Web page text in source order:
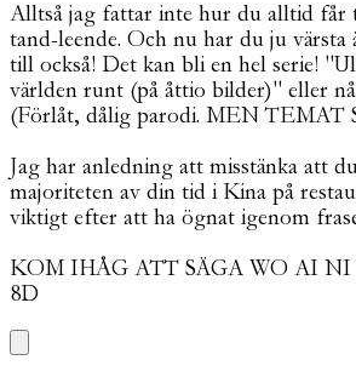
Alltså jag fattar inte hur du alltid får
tand-leende. Och nu har du ju värsta
till också! Det kan bli en hel serie!
världen runt (på åttio bilder)" eller
(Förlåt, dålig parodi. MEN TEMAT
Jag har anledning att misstänka att
majoriteten av din tid i Kina på
viktigt efter att ha ögnat igenom
KOM IHÅG ATT SÄGA WO AI
8D